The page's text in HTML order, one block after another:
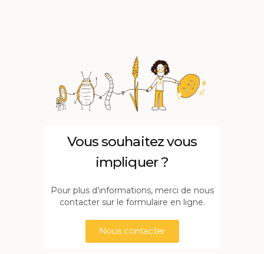
Vous souhaitez vous
impliquer ?
Pour plus d’informations, merci de nous
contacter sur le formulaire en ligne.
Nous contacter